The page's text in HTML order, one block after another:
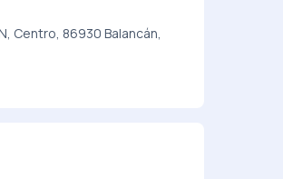
Centro, 86930 Balancán,